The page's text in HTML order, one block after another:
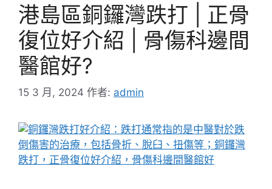
港島區銅鑼灣跌打 | 正骨
復位好介紹 | 骨傷科邊間
醫館好?
15 3 月, 2024 作者: admin